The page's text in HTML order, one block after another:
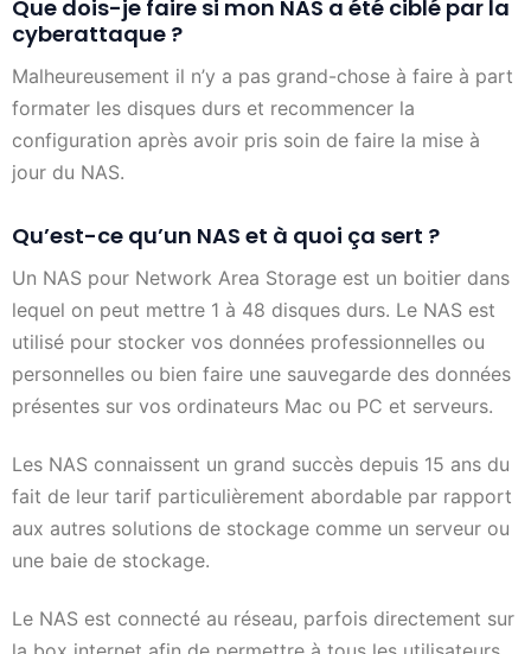
Que dois-je faire si mon NAS a été ciblé par la
cyberattaque ?
Malheureusement il n’y a pas grand-chose à faire à part
formater les disques durs et recommencer la
configuration après avoir pris soin de faire la mise à
jour du NAS.
Qu’est-ce qu’un NAS et à quoi ça sert ?
Un NAS pour Network Area Storage est un boitier dans
lequel on peut mettre 1 à 48 disques durs. Le NAS est
utilisé pour stocker vos données professionnelles ou
personnelles ou bien faire une sauvegarde des données
présentes sur vos ordinateurs Mac ou PC et serveurs.
Les NAS connaissent un grand succès depuis 15 ans du
fait de leur tarif particulièrement abordable par rapport
aux autres solutions de stockage comme un serveur ou
une baie de stockage.
Le NAS est connecté au réseau, parfois directement sur